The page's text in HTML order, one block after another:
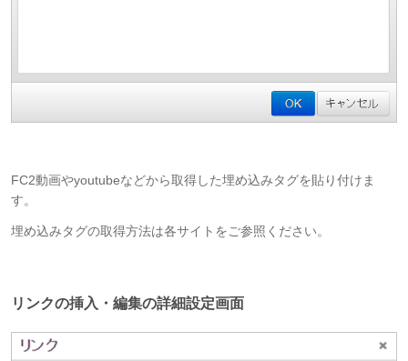
FC2動画やyoutubeなどから取得した埋め込みタグを貼り付けま
す。
埋め込みタグの取得方法は各サイトをご参照ください。
リンクの挿入・編集の詳細設定画面